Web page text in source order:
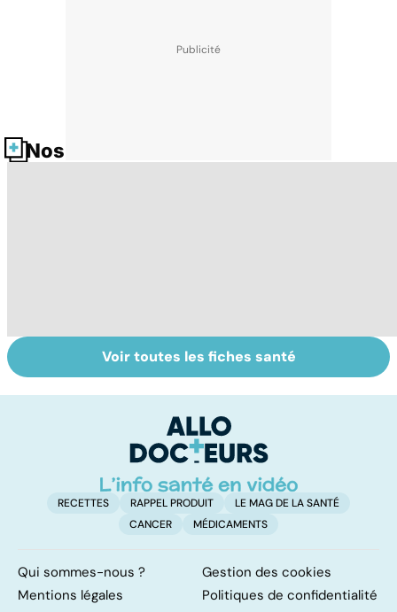
Nos fiches santé
Staphylocoque
doré : une
Qu'est-ce que le
coma ?
Voir toutes les fiches santé
RECETTES RAPPEL PRODUIT
LE MAG DE LA SANTÉ
CANCER
MÉDICAMENTS
Qui sommes-nous ?
Gestion des cookies
Mentions légales
Politiques de confidentialité